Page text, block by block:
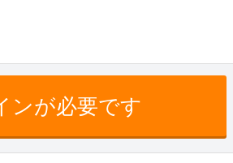
ンが必要です